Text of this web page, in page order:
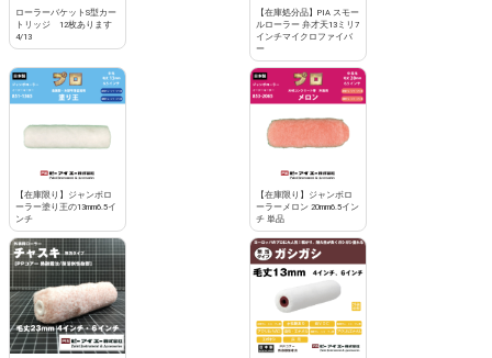
ローラーバケットS型カー
トリッジ 12枚あります
4/13
【在庫処分品】PIA スモー
ルローラー 弁才天13ミリ7
インチマイクロファイバ
ー
【在庫限り】ジャンボロ
ーラー塗り王の13mm6.5イ
ンチ
【在庫限り】ジャンボロ
ーラーメロン 20mm6.5イン
チ 単品